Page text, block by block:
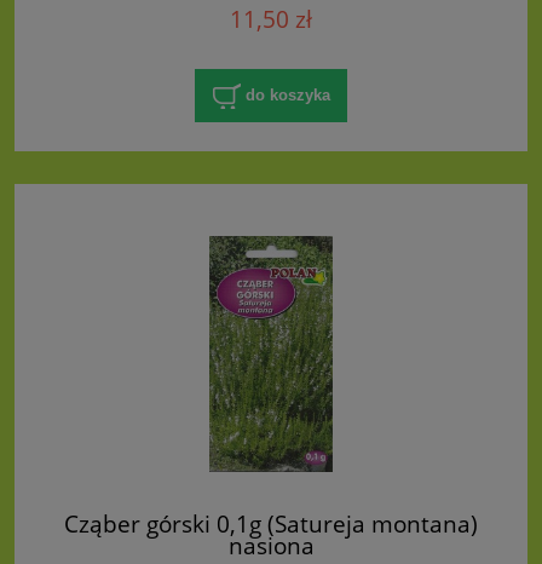
11,50 zł
do koszyka
Cząber górski 0,1g (Satureja montana)
nasiona